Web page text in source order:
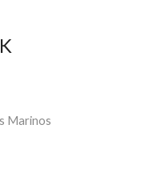
Marinos